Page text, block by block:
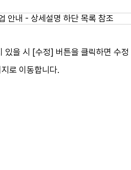
있을 시 [수정] 버튼을 클릭하면 수
로 이동합니다.